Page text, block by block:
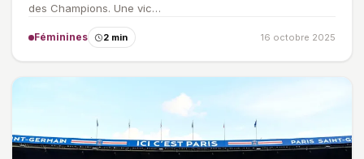
des Champions. Une vic…
Féminines 2 min 16 octobre 2025